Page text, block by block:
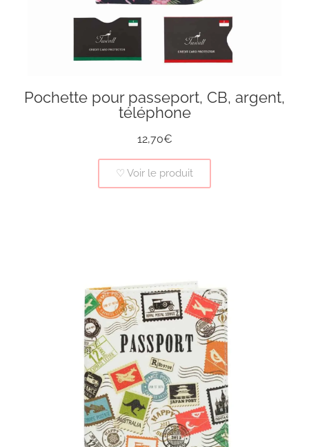
Pochette pour passeport, CB, argent,
téléphone
12,70€
♡ Voir le produit